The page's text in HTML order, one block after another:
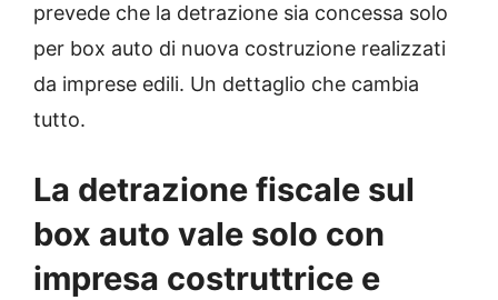
prevede che la detrazione sia concessa solo
per box auto di nuova costruzione realizzati
da imprese edili. Un dettaglio che cambia
tutto.
La detrazione fiscale sul
box auto vale solo con
impresa costruttrice e